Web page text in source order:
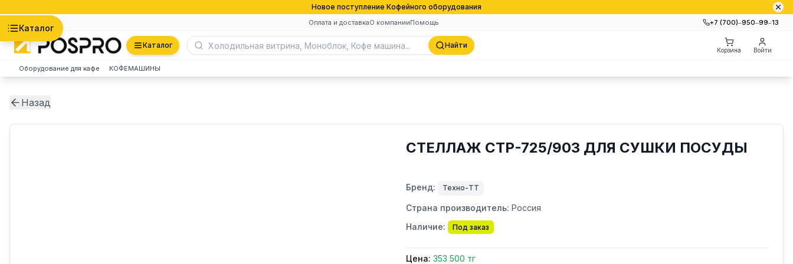
Новое поступление Кофейного оборудования
Оплата и доставкаО компанииПомощь +7 (700)‒950‒99‒13
Каталог
Каталог Найти
Корзина Войти
Оборудование для кафе КОФЕМАШИНЫ
Назад
СТЕЛЛАЖ СТР-725/903 ДЛЯ СУШКИ ПОСУДЫ
Бренд: Техно-ТТ
Страна производитель: Россия
Наличие:
Под заказ
Цена: 353 500 тг